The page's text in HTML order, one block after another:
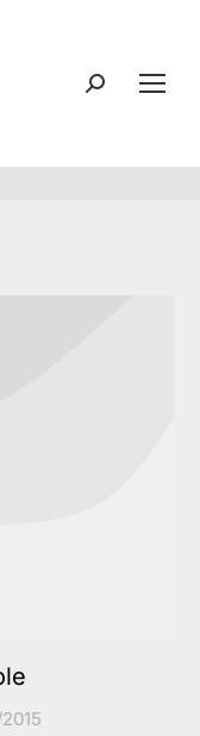
Search: